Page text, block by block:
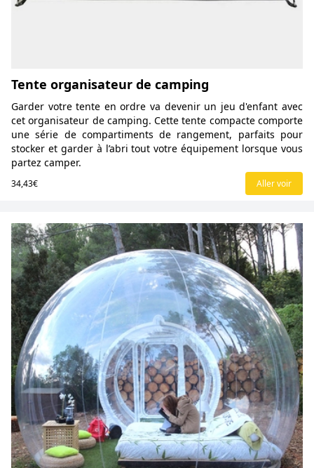
Tente organisateur de camping
Garder votre tente en ordre va devenir un jeu d'enfant avec
cet organisateur de camping. Cette tente compacte comporte
une série de compartiments de rangement, parfaits pour
stocker et garder à l’abri tout votre équipement lorsque vous
partez camper.
34,43€ Aller voir